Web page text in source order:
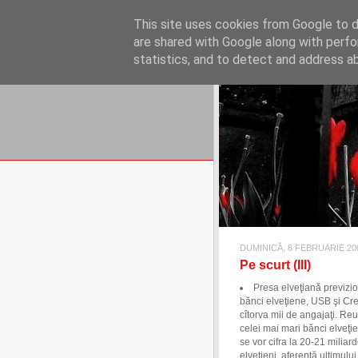
REFLECŢII
blog de reflecţii, informaţii şi
DUMINICĂ, 8 FEBRUARIE
Pe scurt (III)
Presa elveţiană
bănci elveţiene, USB şi
cîtorva mii de angajaţi.
celei mai mari bănci
se vor cifra la 20-21
elveţieni, aferentă
This site uses cookies from Google to
are shared with Google along with
statistics, and to detect and address